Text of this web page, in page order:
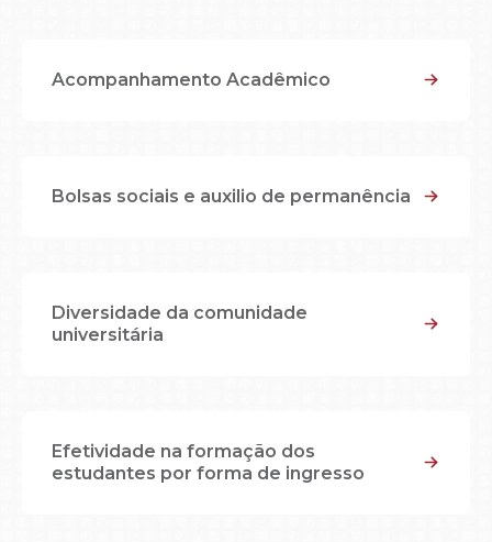
Acompanhamento Acadêmico
Bolsas sociais e auxilio de permanência
Diversidade da comunidade
universitária
Efetividade na formação dos
estudantes por forma de ingresso